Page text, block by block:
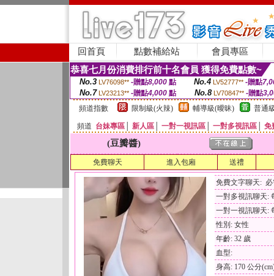
回首頁 點數補給站 會員專區
恭喜七月份消費排行前十名會員 獲得免費點數~
No.3 LV76098** -贈點8,000點 No.4 LV52777** -贈點
No.7 LV23213** -贈點4,000 點 No.8 LV70847** -贈點
頻道指數
限制級(火辣) 輔導級(曖昧) 普通
頻道 台妹專區 新人區 一對一視訊區 一對多視訊區 免
(豆瓣醬)
免費聊天 進入包廂 送禮
免費文字聊天:
一對多視訊聊天:
一對一視訊聊天:
性別: 女性
年齡: 32 歲
血型:
身高: 170 公分